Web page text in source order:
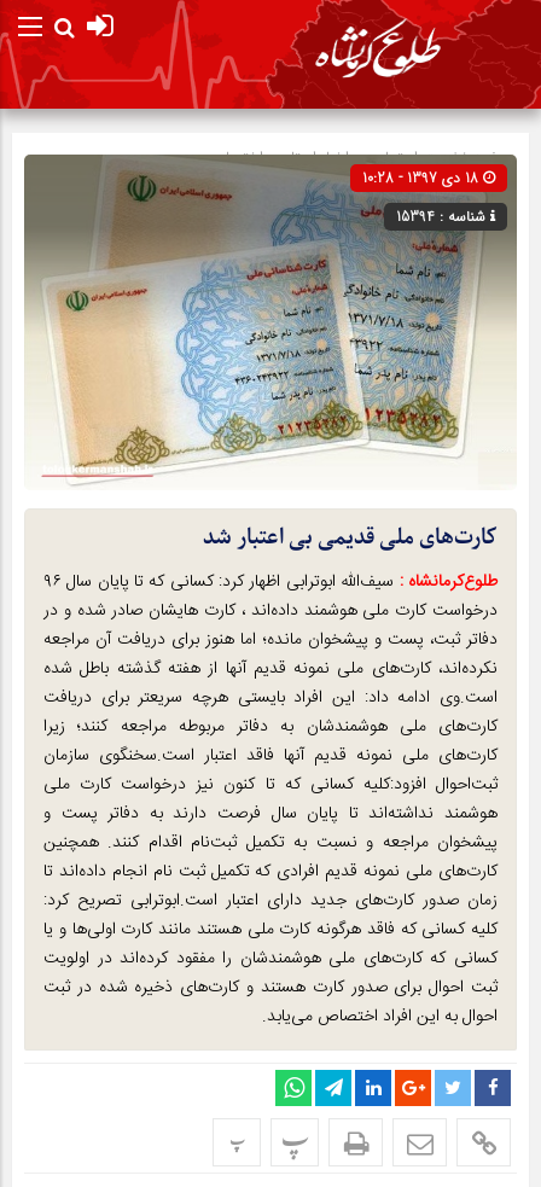
صفحه نخستاجتماعی»اخبار استان»اختصاصی
شناسه : 15394
کارت‌های ملی قدیمی بی اعتبار شد
طلوع‌‌کرمانشاه :
سیف‌الله ابوترابی اظهار کرد: کسانی که تا پایان سال ۹۶
درخواست کارت ملی هوشمند داده‌اند ، کارت هایشان صادر شده و در
دفاتر ثبت، پست و پیشخوان مانده؛ اما هنوز برای دریافت آن مراجعه
نکرده‌اند، کارت‌های ملی نمونه قدیم آنها از هفته گذشته باطل شده
است.وی ادامه داد: این افراد بایستی هرچه سریعتر برای دریافت
کارت‌های ملی هوشمندشان به دفاتر مربوطه مراجعه کنند؛ زیرا
کارت‌های ملی نمونه قدیم آنها فاقد اعتبار است.سخنگوی سازمان
ثبت‌احوال افزود:کلیه کسانی که تا کنون نیز درخواست کارت ملی
هوشمند نداشته‌اند تا پایان سال فرصت دارند به دفاتر پست و
پیشخوان مراجعه و نسبت به تکمیل ثبت‌نام اقدام کنند. همچنین
کارت‌های ملی نمونه قدیم افرادی که تکمیل ثبت نام انجام داده‌اند تا
زمان صدور کارت‌های جدید دارای اعتبار است.ابوترابی تصریح کرد:
کلیه کسانی که فاقد هرگونه کارت ملی هستند مانند کارت اولی‌ها و یا
کسانی که کارت‌های ملی هوشمندشان را مفقود کرده‌اند در اولویت
ثبت احوال برای صدور کارت هستند و کارت‌های ذخیره شده در ثبت
احوال به این افراد اختصاص می‌یابد.
پ پ